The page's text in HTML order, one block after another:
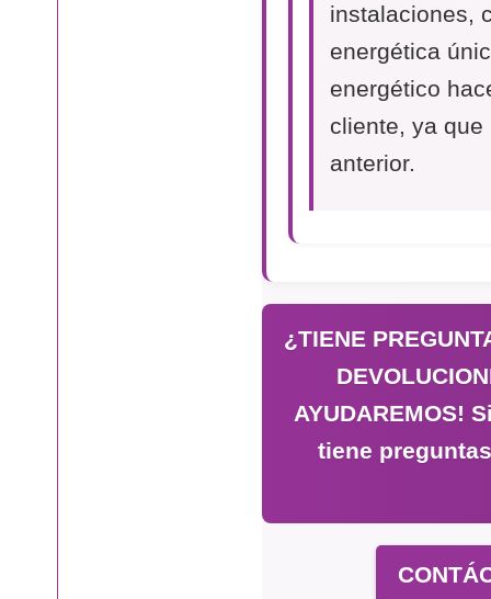
instalaciones,
energética
energético
cliente, ya
anterior.
¿TIENE
AYUDAREMOS!
tiene